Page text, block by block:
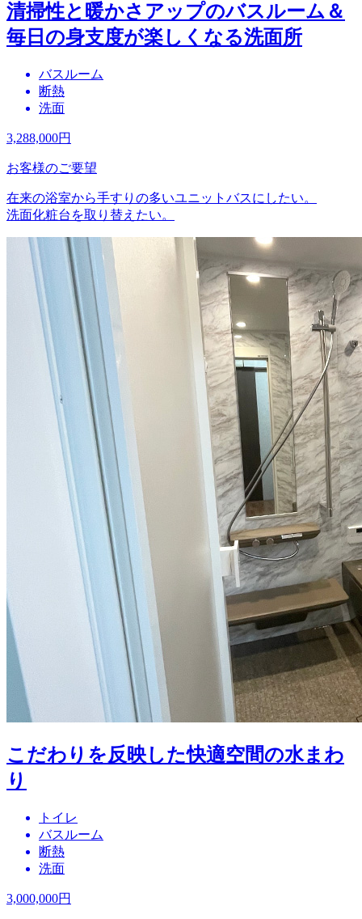
清掃性と暖かさアップのバスルーム＆
毎日の身支度が楽しくなる洗面所
バスルーム
断熱
洗面
3,288,000円
お客様のご要望
在来の浴室から手すりの多いユニットバスにしたい。
洗面化粧台を取り替えたい。
こだわりを反映した快適空間の水まわ
り
トイレ
バスルーム
断熱
洗面
3,000,000円